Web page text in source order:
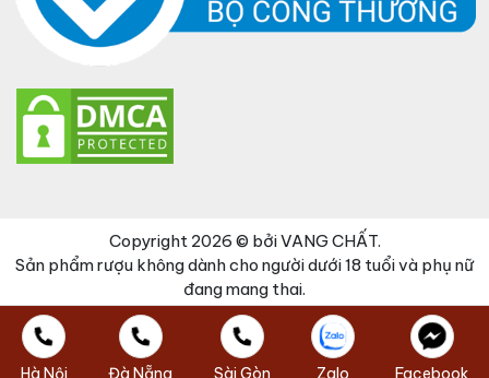
Copyright 2026 © bởi VANG CHẤT.
Sản phẩm rượu không dành cho người dưới 18 tuổi và phụ nữ
đang mang thai.
Đã thêm sản phẩm vào giỏ hàng
0 items -
Thanh toán
Hà Nội
Đà Nẵng Sài Gòn Zalo Facebook